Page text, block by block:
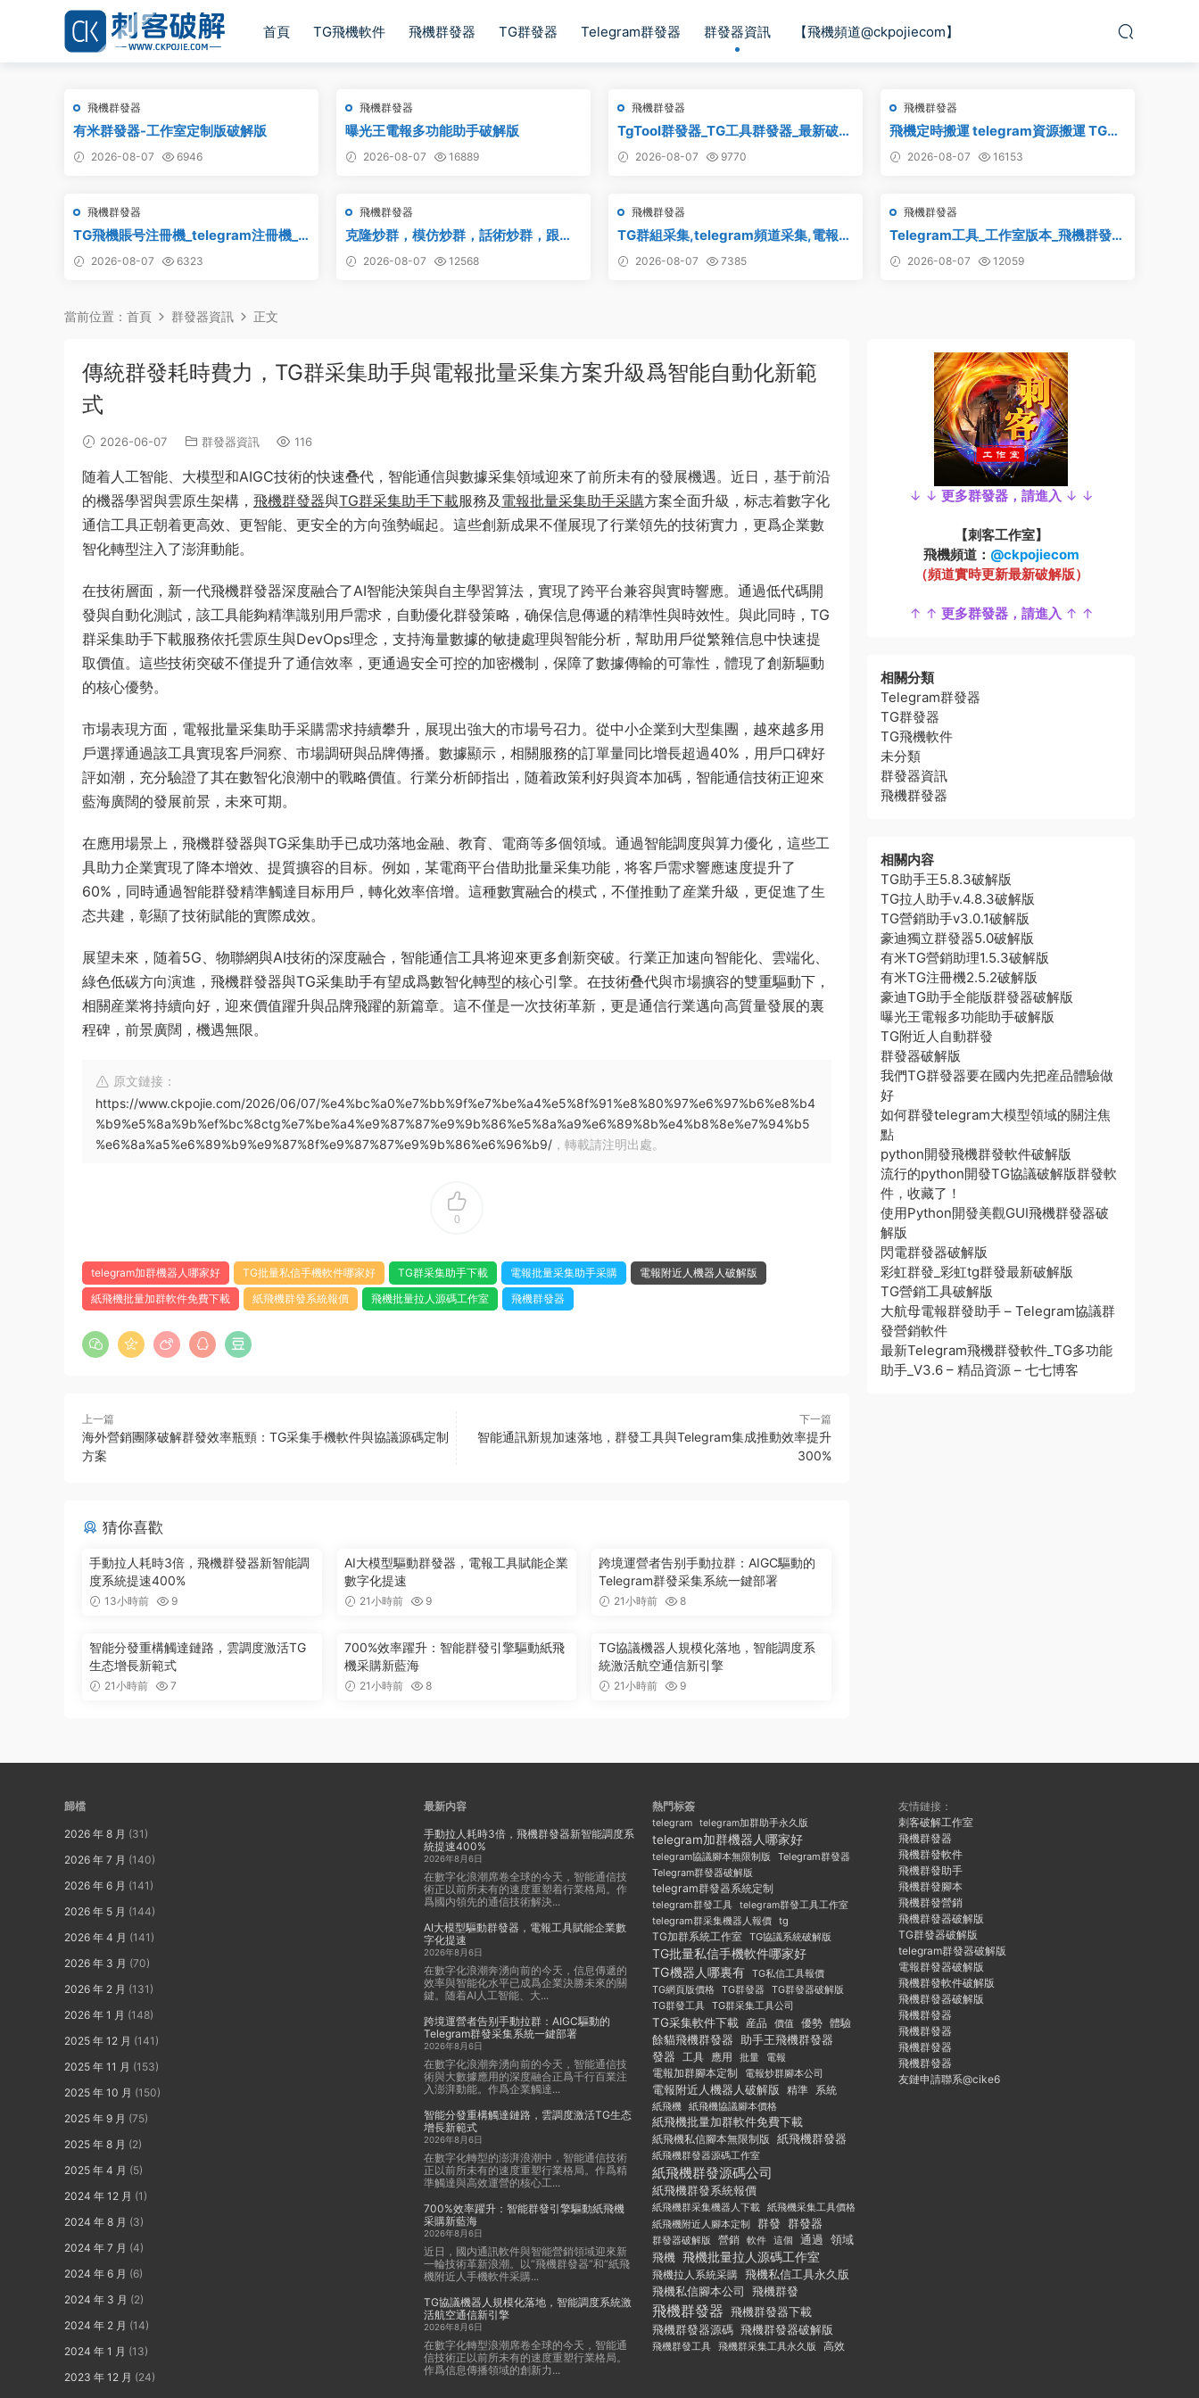
首頁 TG飛機軟件 飛機群發器 TG群發器 Telegram群發器 群發器資訊 【飛機頻道@ckpojiecom】
飛機群發器
有米群發器-工作室定制版破解版
2026-08-07 6946
飛機群發器
曝光王電報多功能助手破解版
2026-08-07 16889
飛機群發器
TgTool群發器_TG工具群發器_最新破解
版
2026-08-07 9770
飛機群發器
飛機定時搬運 telegram資源搬運 TG頻
道搬運 電報頻道克隆
2026-08-07 16153
飛機群發器
TG飛機賬号注冊機_telegram注冊機_
電報飛機号注冊機破解版
2026-08-07 6323
飛機群發器
克隆炒群，模仿炒群，話術炒群，跟發
炒群，自動炒群 破解版 – 群發器 群發軟
件 TG群發器 飛機群發器 飛機群發軟件
2026-08-07 12568
飛機群發器
TG群組采集,telegram頻道采集,電報群
鏈接采集,飛機頻道鏈接采集,群組采集,
頻道采集,群鏈接采集,頻道鏈接采集,群
2026-08-07 7385
飛機群發器
Telegram工具_工作室版本_飛機群發器
_最新破解版
2026-08-07 12059
當前位置： 首頁 群發器資訊 正文
傳統群發耗時費力，TG群采集助手與電報批量采集方案升級爲智能自動化新範
式
2026-06-07 群發器資訊 116
随着人工智能、大模型和AIGC技術的快速叠代，智能通信與數據采集領域迎來了前所未有的發展機遇。近日，基于前沿
的機器學習與雲原生架構， 飛機群發器與TG群采集助手下載服務及 電報批量采集助手采購方案全面升級，标志着數字化
通信工具正朝着更高效、更智能、更安全的方向強勢崛起。這些創新成果不僅展現了行業領先的技術實力，更爲企業數
智化轉型注入了澎湃動能。
在技術層面，新一代飛機群發器深度融合了AI智能決策與自主學習算法，實現了跨平台兼容與實時響應。通過低代碼開
發與自動化測試，該工具能夠精準識别用戶需求，自動優化群發策略，确保信息傳遞的精準性與時效性。與此同時，TG
群采集助手下載服務依托雲原生與DevOps理念，支持海量數據的敏捷處理與智能分析，幫助用戶從繁雜信息中快速提
取價值。這些技術突破不僅提升了通信效率，更通過安全可控的加密機制，保障了數據傳輸的可靠性，體現了創新驅動
的核心優勢。
市場表現方面，電報批量采集助手采購需求持續攀升，展現出強大的市場号召力。從中小企業到大型集團，越來越多用
戶選擇通過該工具實現客戶洞察、市場調研與品牌傳播。數據顯示，相關服務的訂單量同比增長超過40%，用戶口碑好
評如潮，充分驗證了其在數智化浪潮中的戰略價值。行業分析師指出，随着政策利好與資本加碼，智能通信技術正迎來
藍海廣闊的發展前景，未來可期。
在應用場景上，飛機群發器與TG采集助手已成功落地金融、教育、電商等多個領域。通過智能調度與算力優化，這些工
具助力企業實現了降本增效、提質擴容的目标。例如，某電商平台借助批量采集功能，将客戶需求響應速度提升了
60%，同時通過智能群發精準觸達目标用戶，轉化效率倍增。這種數實融合的模式，不僅推動了産業升級，更促進了生
态共建，彰顯了技術賦能的實際成效。
展望未來，随着5G、物聯網與AI技術的深度融合，智能通信工具将迎來更多創新突破。行業正加速向智能化、雲端化、
綠色低碳方向演進，飛機群發器與TG采集助手有望成爲數智化轉型的核心引擎。在技術叠代與市場擴容的雙重驅動下，
相關産業将持續向好，迎來價值躍升與品牌飛躍的新篇章。這不僅是一次技術革新，更是通信行業邁向高質量發展的裏
程碑，前景廣闊，機遇無限。
原文鏈接：
https://www.ckpojie.com/2026/06/07/%e4%bc%a0%e7%bb%9f%e7%be%a4%e5%8f%91%e8%80%97%e6%97%b6%e8%b4
%b9%e5%8a%9b%ef%bc%8ctg%e7%be%a4%e9%87%87%e9%9b%86%e5%8a%a9%e6%89%8b%e4%b8%8e%e7%94%b5
%e6%8a%a5%e6%89%b9%e9%87%8f%e9%87%87%e9%9b%86%e6%96%b9/ ，轉載請注明出處。
0
telegram加群機器人哪家好 TG批量私信手機軟件哪家好 TG群采集助手下載 電報批量采集助手采購
電報附近人機器人破解版
紙飛機批量加群軟件免費下載
紙飛機群發系統報價 飛機批量拉人源碼工作室 飛機群發器
上一篇
海外營銷團隊破解群發效率瓶頸：TG采集手機軟件與協議源碼定制
方案
下一篇
智能通訊新規加速落地，群發工具與Telegram集成推動效率提升
300%
猜你喜歡
手動拉人耗時3倍，飛機群發器新智能調
度系統提速400%
13小時前 9
AI大模型驅動群發器，電報工具賦能企業
數字化提速
21小時前 9
跨境運營者告别手動拉群：AIGC驅動的
Telegram群發采集系統一鍵部署
21小時前 8
智能分發重構觸達鏈路，雲調度激活TG
生态增長新範式
21小時前 7
700%效率躍升：智能群發引擎驅動紙飛
機采購新藍海
21小時前 8
TG協議機器人規模化落地，智能調度系
統激活航空通信新引擎
21小時前 9
↓ ↓ 更多群發器，請進入 ↓ ↓
【刺客工作室】
飛機頻道： @ckpojiecom
（頻道實時更新最新破解版）
↑ ↑ 更多群發器，請進入 ↑ ↑
相關分類
Telegram群發器
TG群發器
TG飛機軟件
未分類
群發器資訊
飛機群發器
相關内容
TG助手王5.8.3破解版
TG拉人助手v.4.8.3破解版
TG營銷助手v3.0.1破解版
豪迪獨立群發器5.0破解版
有米TG營銷助理1.5.3破解版
有米TG注冊機2.5.2破解版
豪迪TG助手全能版群發器破解版
曝光王電報多功能助手破解版
TG附近人自動群發
群發器破解版
我們TG群發器要在國内先把産品體驗做
好
如何群發telegram大模型領域的關注焦
點
python開發飛機群發軟件破解版
流行的python開發TG協議破解版群發軟
件，收藏了！
使用Python開發美觀GUI飛機群發器破
解版
閃電群發器破解版
彩虹群發_彩虹tg群發最新破解版
TG營銷工具破解版
大航母電報群發助手 – Telegram協議群
發營銷軟件
最新Telegram飛機群發軟件_TG多功能
助手_V3.6 – 精品資源 – 七七博客
歸檔
2026 年 8 月 (31)
2026 年 7 月 (140)
2026 年 6 月 (141)
2026 年 5 月 (144)
2026 年 4 月 (141)
2026 年 3 月 (70)
2026 年 2 月 (131)
2026 年 1 月 (148)
2025 年 12 月 (141)
2025 年 11 月 (153)
2025 年 10 月 (150)
2025 年 9 月 (75)
2025 年 8 月 (2)
2025 年 4 月 (5)
2024 年 12 月 (1)
2024 年 8 月 (3)
2024 年 7 月 (4)
2024 年 6 月 (6)
2024 年 3 月 (2)
2024 年 2 月 (14)
2024 年 1 月 (13)
2023 年 12 月 (24)
最新内容
手動拉人耗時3倍，飛機群發器新智能調度系
統提速400%
2026年8月6日
在數字化浪潮席卷全球的今天，智能通信技
術正以前所未有的速度重塑着行業格局。作
爲國内領先的通信技術解決...
AI大模型驅動群發器，電報工具賦能企業數
字化提速
2026年8月6日
在數字化浪潮奔湧向前的今天，信息傳遞的
效率與智能化水平已成爲企業決勝未來的關
鍵。随着AI人工智能、大...
跨境運營者告别手動拉群：AIGC驅動的
Telegram群發采集系統一鍵部署
2026年8月6日
在數字化浪潮奔湧向前的今天，智能通信技
術與大數據應用的深度融合正爲千行百業注
入澎湃動能。作爲企業觸達...
智能分發重構觸達鏈路，雲調度激活TG生态
增長新範式
2026年8月6日
在數字化轉型的澎湃浪潮中，智能通信技術
正以前所未有的速度重塑行業格局。作爲精
準觸達與高效運營的核心工...
700%效率躍升：智能群發引擎驅動紙飛機
采購新藍海
2026年8月6日
近日，國内通訊軟件與智能營銷領域迎來新
一輪技術革新浪潮。以“飛機群發器”和“紙飛
機附近人手機軟件采購...
TG協議機器人規模化落地，智能調度系統激
活航空通信新引擎
2026年8月6日
在數字化轉型浪潮席卷全球的今天，智能通
信技術正以前所未有的速度重塑行業格局。
作爲信息傳播領域的創新力...
熱門标簽
telegram telegram加群助手永久版
telegram加群機器人哪家好
telegram協議腳本無限制版
Telegram群發器
Telegram群發器破解版
telegram群發器系統定制
telegram群發工具 telegram群發工具工作室
telegram群采集機器人報價 tg
TG加群系統工作室 TG協議系統破解版
TG批量私信手機軟件哪家好
TG機器人哪裏有
TG私信工具報價
TG網頁版價格
TG群發器
TG群發器破解版
TG群發工具 TG群采集工具公司
TG采集軟件下載 産品 價值 優勢 體驗
餘貓飛機群發器 助手王飛機群發器
發器 工具 應用 批量 電報
電報加群腳本定制 電報炒群腳本公司
電報附近人機器人破解版 精準
系統
紙飛機
紙飛機協議腳本價格
紙飛機批量加群軟件免費下載
紙飛機私信腳本無限制版 紙飛機群發器
紙飛機群發器源碼工作室
紙飛機群發源碼公司
紙飛機群發系統報價
紙飛機群采集機器人下載 紙飛機采集工具價格
紙飛機附近人腳本定制
群發 群發器
群發器破解版 營銷 軟件 這個 通過 領域
飛機 飛機批量拉人源碼工作室
飛機拉人系統采購 飛機私信工具永久版
飛機私信腳本公司
飛機群發
飛機群發器 飛機群發器下載
飛機群發器源碼 飛機群發器破解版
飛機群發工具 飛機群采集工具永久版 高效
友情鏈接：
刺客破解工作室
飛機群發器
飛機群發軟件
飛機群發助手
飛機群發腳本
飛機群發營銷
飛機群發器破解版
TG群發器破解版
telegram群發器破解版
電報群發器破解版
飛機群發軟件破解版
飛機群發器破解版
飛機群發器
飛機群發器
飛機群發器
飛機群發器
友鏈申請聯系@cike6